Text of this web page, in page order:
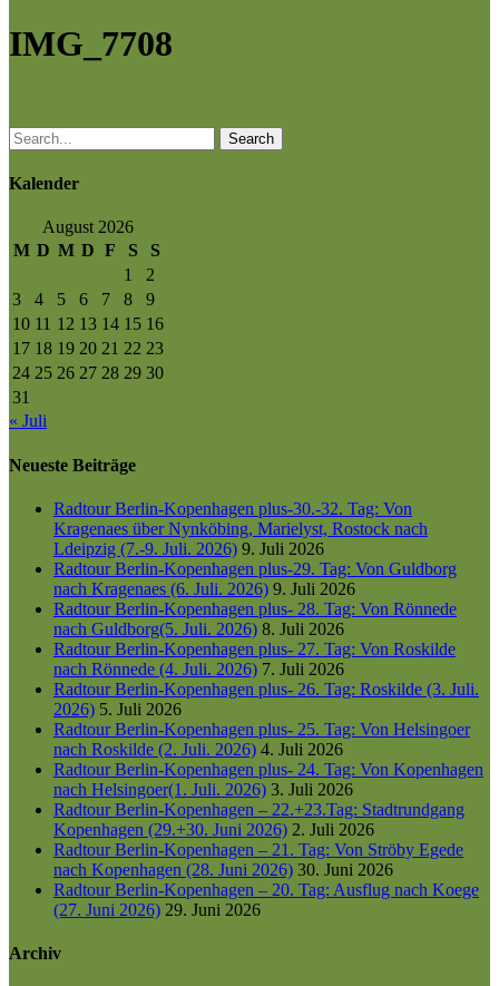
IMG_7708
Search
Kalender
August 2026
M D M D F S
S
1
2
3
4 5 6 7 8
9
10 11 12 13 14 15 16
17 18 19 20 21 22 23
24 25 26 27 28 29 30
31
« Juli
Neueste Beiträge
Radtour Berlin-Kopenhagen plus-30.-32. Tag: Von
Kragenaes über Nynköbing, Marielyst, Rostock nach
Ldeipzig (7.-9. Juli. 2026) 9. Juli 2026
Radtour Berlin-Kopenhagen plus-29. Tag: Von Guldborg
nach Kragenaes (6. Juli. 2026) 9. Juli 2026
Radtour Berlin-Kopenhagen plus- 28. Tag: Von Rönnede
nach Guldborg(5. Juli. 2026) 8. Juli 2026
Radtour Berlin-Kopenhagen plus- 27. Tag: Von Roskilde
nach Rönnede (4. Juli. 2026) 7. Juli 2026
Radtour Berlin-Kopenhagen plus- 26. Tag: Roskilde (3. Juli.
2026) 5. Juli 2026
Radtour Berlin-Kopenhagen plus- 25. Tag: Von Helsingoer
nach Roskilde (2. Juli. 2026) 4. Juli 2026
Radtour Berlin-Kopenhagen plus- 24. Tag: Von Kopenhagen
nach Helsingoer(1. Juli. 2026) 3. Juli 2026
Radtour Berlin-Kopenhagen – 22.+23.Tag: Stadtrundgang
Kopenhagen (29.+30. Juni 2026) 2. Juli 2026
Radtour Berlin-Kopenhagen – 21. Tag: Von Ströby Egede
nach Kopenhagen (28. Juni 2026) 30. Juni 2026
Radtour Berlin-Kopenhagen – 20. Tag: Ausflug nach Koege
(27. Juni 2026) 29. Juni 2026
Archiv